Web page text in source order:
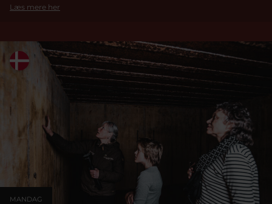
Læs mere her
MANDAG